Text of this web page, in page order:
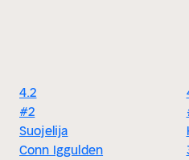
4.2
#2
Suojelija
Conn Iggulden